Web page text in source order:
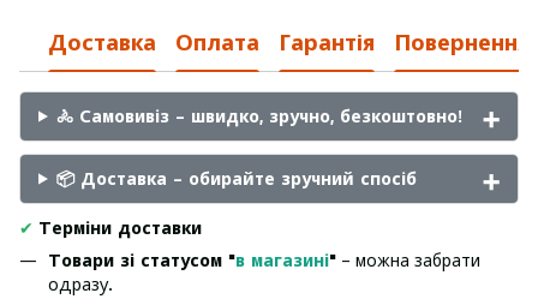
Доставка Оплата Гарантія Повернення
🚴 Самовивіз – швидко, зручно, безкоштовно!
📦 Доставка – обирайте зручний спосіб
✔ Терміни доставки
Товари зі статусом "в магазині" – можна забрати
одразу.